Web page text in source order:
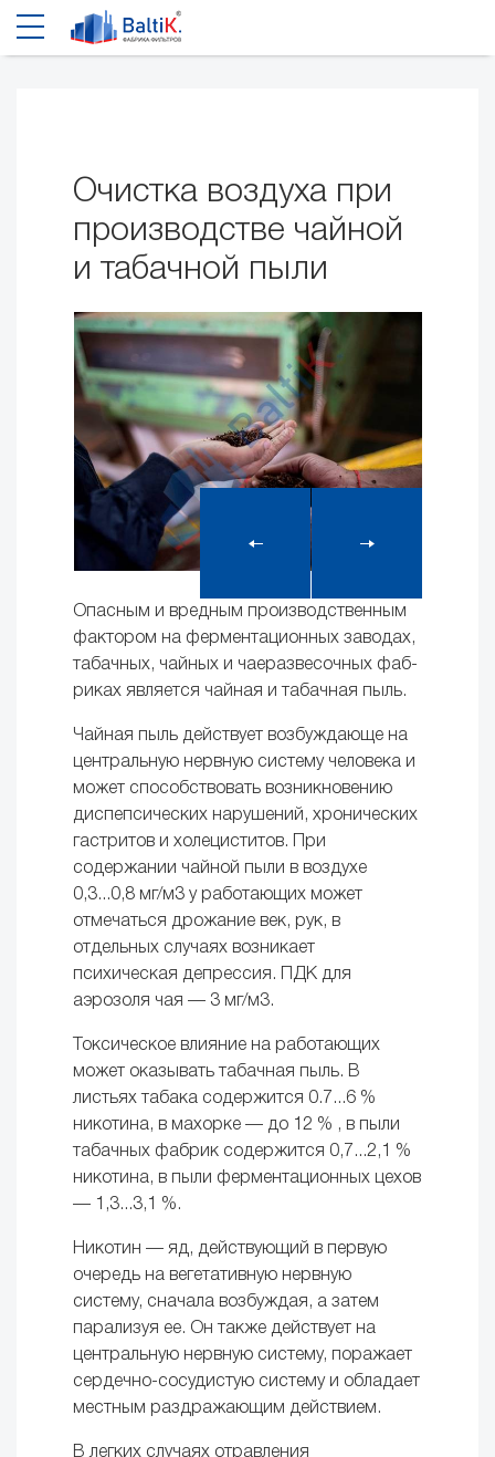
Очистка воздуха при
производстве чайной
и табачной пыли
Опасным и вредным производственным
фактором на фер­ментационных заводах,
табачных, чайных и чаеразвесочных фаб­
риках является чайная и табачная пыль.
Чайная пыль действует возбуждающе на
центральную не­рвную систему человека и
может способствовать возникновению
диспепсических нарушений, хронических
гастритов и холецис­титов. При
содержании чайной пыли в воздухе
0,3...0,8 мг/м3 у работающих может
отмечаться дрожание век, рук, в
отдельных случаях возникает
психическая депрессия. ПДК для
аэрозоля чая — 3 мг/м3.
Токсическое влияние на работающих
может оказывать табач­ная пыль. В
листьях табака содержится 0.7...6 %
никотина, в ма­хорке — до 12 % , в пыли
табачных фабрик содержится 0,7...2,1 %
никотина, в пыли ферментационных цехов
— 1,3...3,1 %.
Никотин — яд, действующий в первую
очередь на вегетатив­ную нервную
систему, сначала возбуждая, а затем
парализуя ее. Он также действует на
центральную нервную систему, поражает
сердечно-сосудистую систему и обладает
местным раздражаю­щим действием.
В легких случаях отравления